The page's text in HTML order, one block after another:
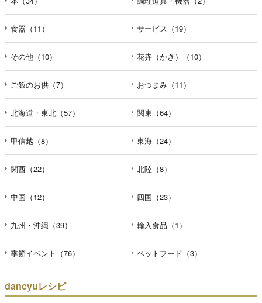
食器（11） サービス（19）
その他（10） 花卉（かき）（10）
ご飯のお供（7） おつまみ（11）
北海道・東北（57） 関東（64）
甲信越（8） 東海（24）
関西（22） 北陸（8）
中国（12） 四国（23）
九州・沖縄（39） 輸入食品（1）
季節イベント（76） ペットフード（3）
dancyuレシピ